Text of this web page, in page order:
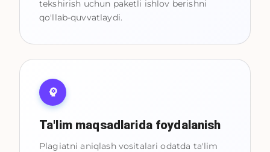
tekshirish uchun paketli ishlov berishni
qo'llab-quvvatlaydi.
Ta'lim maqsadlarida foydalanish
Plagiatni aniqlash vositalari odatda ta'lim